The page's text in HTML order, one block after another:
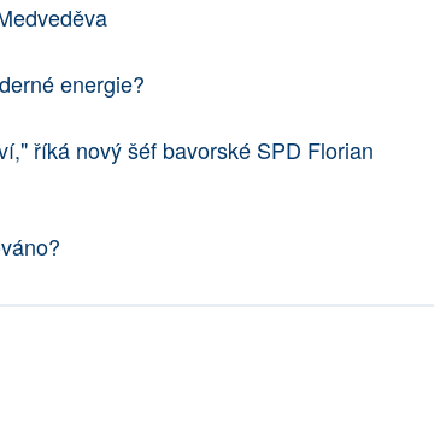
energie?
říká nový šéf bavorské SPD Florian